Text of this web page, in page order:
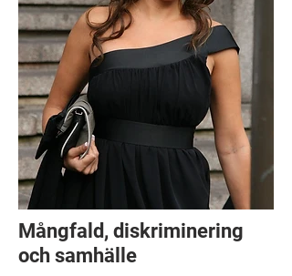
Mångfald, diskriminering
och samhälle